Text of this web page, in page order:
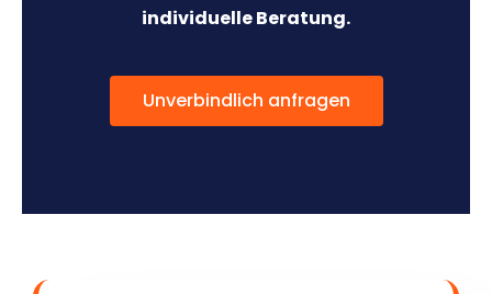
individuelle Beratung.
Unverbindlich anfragen